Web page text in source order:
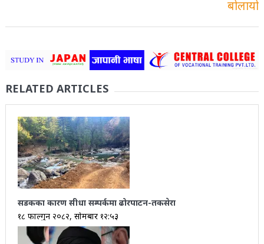
RELATED ARTICLES
सडकका कारण सीधा सम्पर्कमा ढोरपाटन-तकसेरा
१८ फाल्गुन २०८२, सोमबार १२:५३